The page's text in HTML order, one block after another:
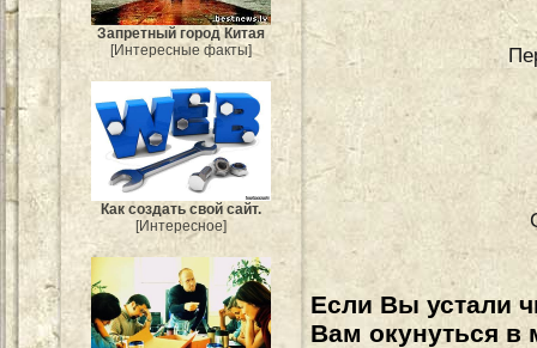
Запретный город Китая
[Интересные факты]
Как создать свой сайт.
[Интересное]
Если Вы устали
Вам окунуться в